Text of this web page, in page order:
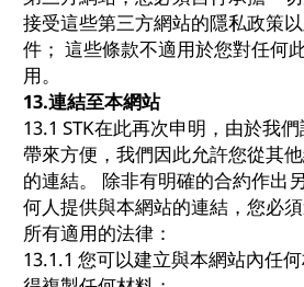
接受這些第三方網站的隱私政策
件； 這些條款不適用於您對任何
用。
13.連結至本網站
13.1 STK在此再次申明，由於我
帶來方便，我們因此允許您從其
的連結。 除非有明確的合約作出
何人提供與本網站的連結，您必
所有適用的法律：
13.1.1 您可以建立與本網站內任